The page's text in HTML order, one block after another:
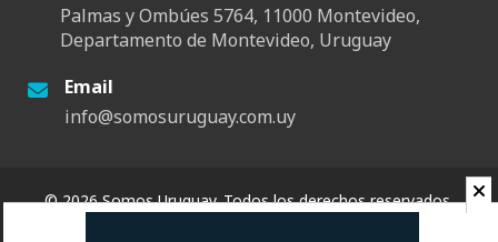
Palmas y Ombúes 5764, 11000 Montevideo,
Departamento de Montevideo, Uruguay
Email
info@somosuruguay.com.uy
© 2026 Somos Uruguay. Todos los derechos reservados.